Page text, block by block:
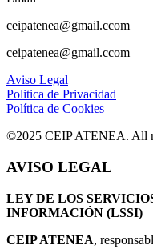
ceipatenea@gmail.ccom
ceipatenea@gmail.ccom
Aviso Legal
Politica de Privacidad
Política de Cookies
©2025 CEIP ATENEA. All
AVISO LEGAL
LEY DE LOS
INFORMACIÓN (LSSI)
CEIP ATENEA,